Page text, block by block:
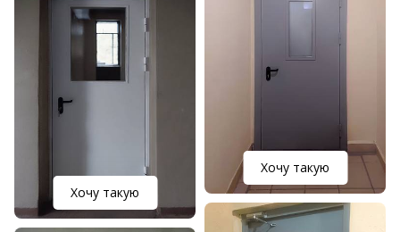
Хочу такую
Хочу такую